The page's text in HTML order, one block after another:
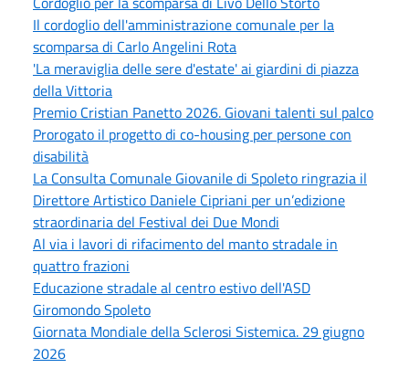
Il cordoglio dell'amministrazione comunale per la
scomparsa di Carlo Angelini Rota
'La meraviglia delle sere d'estate' ai giardini di piazza
della Vittoria
Premio Cristian Panetto 2026. Giovani talenti sul palco
Prorogato il progetto di co-housing per persone con
disabilità
La Consulta Comunale Giovanile di Spoleto ringrazia il
Direttore Artistico Daniele Cipriani per un’edizione
straordinaria del Festival dei Due Mondi
Al via i lavori di rifacimento del manto stradale in
quattro frazioni
Educazione stradale al centro estivo dell'ASD
Giromondo Spoleto
Giornata Mondiale della Sclerosi Sistemica. 29 giugno
2026